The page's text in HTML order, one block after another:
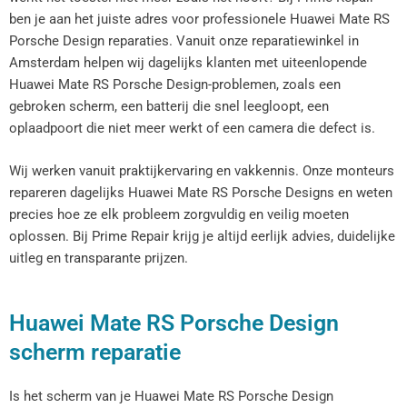
ben je aan het juiste adres voor professionele Huawei Mate RS
Porsche Design reparaties. Vanuit onze reparatiewinkel in
Amsterdam helpen wij dagelijks klanten met uiteenlopende
Huawei Mate RS Porsche Design-problemen, zoals een
gebroken scherm, een batterij die snel leegloopt, een
oplaadpoort die niet meer werkt of een camera die defect is.
Wij werken vanuit praktijkervaring en vakkennis. Onze monteurs
repareren dagelijks Huawei Mate RS Porsche Designs en weten
precies hoe ze elk probleem zorgvuldig en veilig moeten
oplossen. Bij Prime Repair krijg je altijd eerlijk advies, duidelijke
uitleg en transparante prijzen.
Huawei Mate RS Porsche Design
scherm reparatie
Is het scherm van je Huawei Mate RS Porsche Design